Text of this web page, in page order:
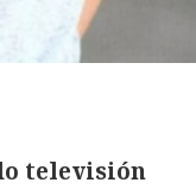
televisión